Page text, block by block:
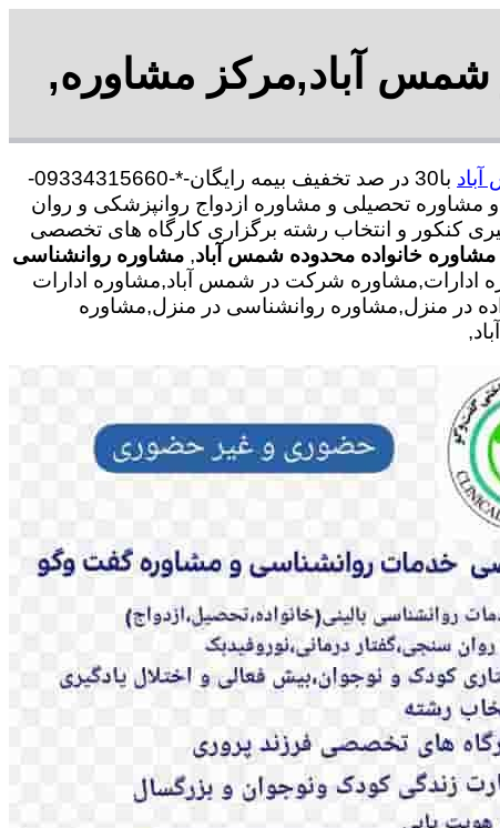
شمس آباد,مرکز مشاوره,
با30 در صد تخفیف بیمه رایگان-*-09334315660-
تحصیلی و مشاوره ازدواج روانپزشکی و روان
کنکور و انتخاب رشته برگزاری کارگاه های تخصصی
مشاوره خانواده محدوده شمس آباد, مشاوره روانشناسی
ادارات,مشاوره شرکت در شمس آباد,مشاوره ادارات
در منزل,مشاوره روانشناسی در منزل,مشاوره